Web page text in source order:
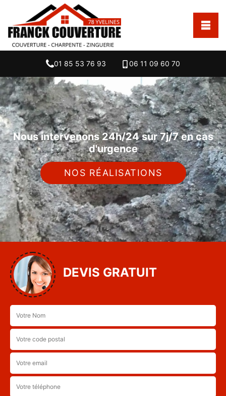
01 85 53 76 93 06 11 09 60 70
Nous intervenons 24h/24 sur 7j/7 en cas
d'urgence
NOS RÉALISATIONS
DEVIS GRATUIT